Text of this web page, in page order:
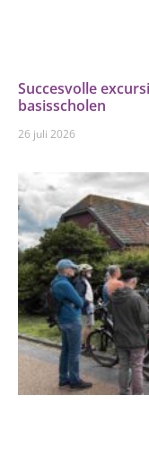
Succesvolle
basisscholen
26 juli 2026